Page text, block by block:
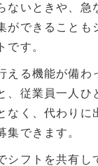
ないときや、急
ができることも
です。
える機能が備わ
、従業員一人ひ
なく、代わりに
集できます。
シフトを共有し